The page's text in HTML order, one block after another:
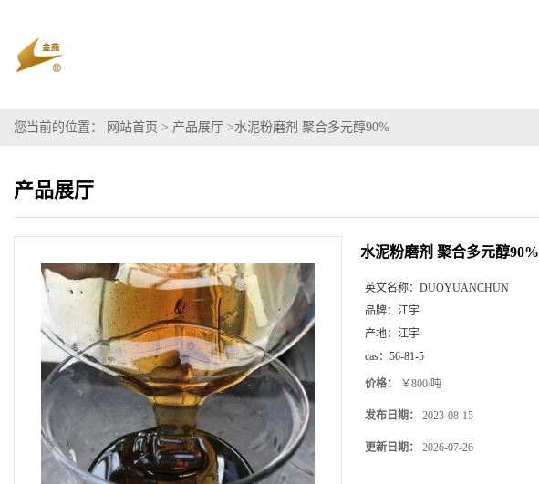
您当前的位置： 网站首页 > 产品展厅 >水泥粉磨剂 聚合多元醇90%
产品展厅
水泥粉磨剂 聚合多元醇90%
英文名称： DUOYUANCHUN
品牌： 江宇
产地： 江宇
cas： 56-81-5
价格： ￥800/吨
发布日期： 2023-08-15
更新日期： 2026-07-26